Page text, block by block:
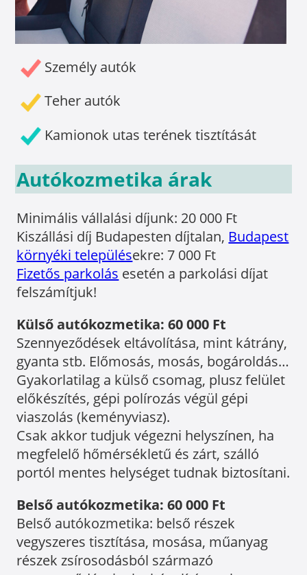
Személy autók
Teher autók
Kamionok utas terének tisztítását
Autókozmetika árak
Minimális vállalási díjunk: 20 000 Ft
Kiszállási díj Budapesten díjtalan, Budapest
környéki településekre: 7 000 Ft
Fizetős parkolás esetén a parkolási díjat
felszámítjuk!
Külső autókozmetika: 60 000 Ft
Szennyeződések eltávolítása, mint kátrány,
gyanta stb. Előmosás, mosás, bogároldás…
Gyakorlatilag a külső csomag, plusz felület
előkészítés, gépi polírozás végül gépi
viaszolás (keményviasz).
Csak akkor tudjuk végezni helyszínen, ha
megfelelő hőmérsékletű és zárt, szálló
portól mentes helységet tudnak biztosítani.
Belső autókozmetika: 60 000 Ft
Belső autókozmetika: belső részek
vegyszeres tisztítása, mosása, műanyag
részek zsírosodásból származó